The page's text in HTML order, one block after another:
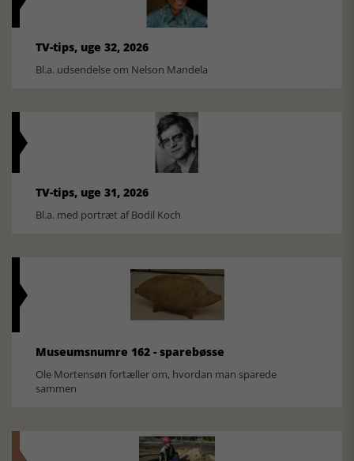
TV-tips, uge 32, 2026
Bl.a. udsendelse om Nelson Mandela
TV-tips, uge 31, 2026
Bl.a. med portræt af Bodil Koch
Museumsnumre 162 - sparebøsse
Ole Mortensøn fortæller om, hvordan man sparede
sammen